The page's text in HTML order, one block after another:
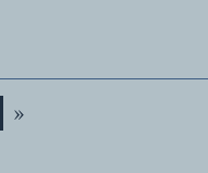
»